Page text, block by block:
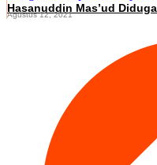
Hasanuddin Mas’ud
Agustus 12, 2021